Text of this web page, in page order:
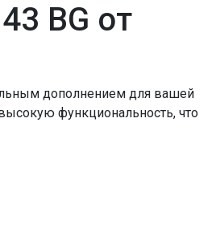
BG от
дополнением для вашей
функциональность, что